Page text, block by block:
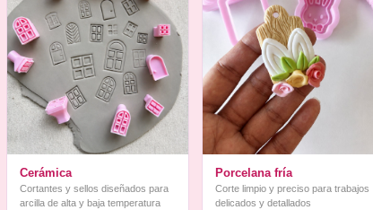
Cerámica
Cortantes y sellos diseñados para
arcilla de alta y baja temperatura
Porcelana fría
Corte limpio y preciso para trabajos
delicados y detallados